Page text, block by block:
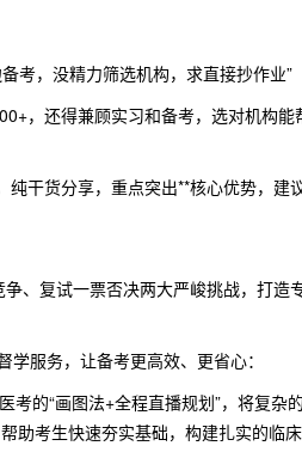
考，没精力筛选机构，求直接抄作业”
，还得兼顾实习和备考，选对机构能
干货分享，重点突出**核心优势，建
、复试一票否决两大严峻挑战，打造
服务，让备考更高效、更省心：
的“画图法+全程直播规划”，将复杂
助考生快速夯实基础，构建扎实的临床